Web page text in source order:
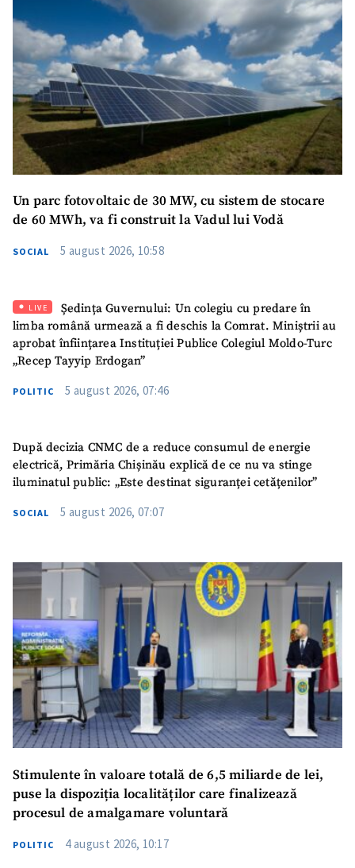
Un parc fotovoltaic de 30 MW, cu sistem de stocare
de 60 MWh, va fi construit la Vadul lui Vodă
SOCIAL 5 august 2026, 10:58
LIVE
Ședința Guvernului: Un colegiu cu predare în
limba română urmează a fi deschis la Comrat. Miniștrii au
aprobat înființarea Instituției Publice Colegiul Moldo-Turc
„Recep Tayyip Erdogan”
POLITIC 5 august 2026, 07:46
După decizia CNMC de a reduce consumul de energie
electrică, Primăria Chișinău explică de ce nu va stinge
iluminatul public: „Este destinat siguranței cetățenilor”
SOCIAL 5 august 2026, 07:07
Stimulente în valoare totală de 6,5 miliarde de lei,
puse la dispoziția localităților care finalizează
procesul de amalgamare voluntară
POLITIC 4 august 2026, 10:17